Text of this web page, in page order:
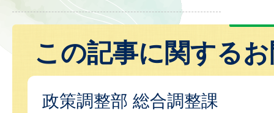
この記事に関する
政策調整部 総合調整課